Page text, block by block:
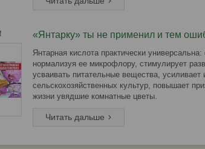
«Янтарку» ты не применил и тем
Янтарная кислота практически
нормализуя ее микрофлору, стимулирует
усваивать питательные вещества, усиливает
сельскохозяйственных культур, повышает
жизни увядшие комнатные цветы.